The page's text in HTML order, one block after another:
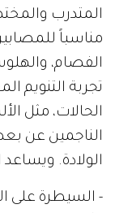
المتدرب
مناسباً
الفصام،
تجربة التنويم
الحالات، مثل
الناجمين عن
الولادة.
- السيطرة على